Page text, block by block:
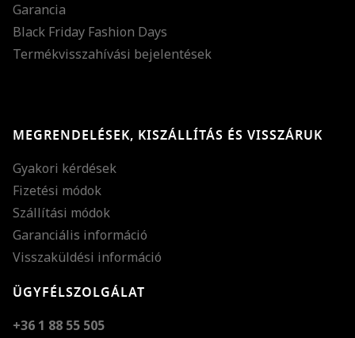
Garancia
Black Friday Fashion Days
Termékvisszahívási bejelentések
MEGRENDELÉSEK, KISZÁLLÍTÁS ÉS VISSZÁRUK
Gyakori kérdések
Fizetési módok
Szállítási módok
Garanciális információ
Visszaküldési információ
ÜGYFÉLSZOLGÁLAT
+36 1 88 55 505